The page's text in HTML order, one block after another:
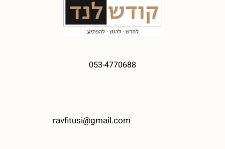
053-4770688